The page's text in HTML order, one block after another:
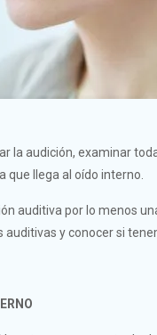
la audición, examinar
llega al oído interno.
auditiva por lo menos
y conocer si